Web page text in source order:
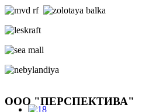
ООО "ПЕРСПЕКТИВА"